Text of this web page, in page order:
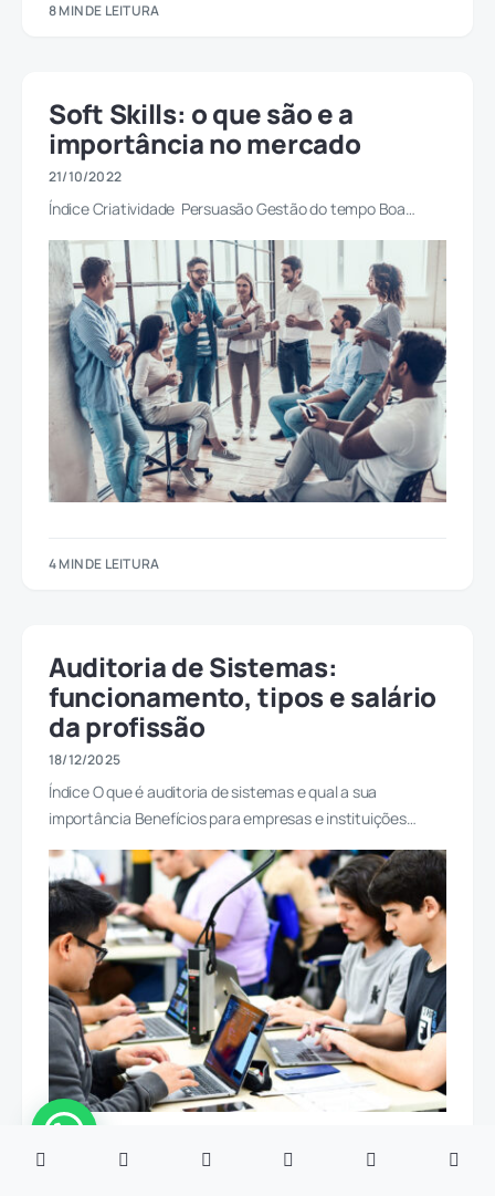
8 MIN DE LEITURA
Soft Skills: o que são e a
importância no mercado
21/10/2022
Índice Criatividade Persuasão Gestão do tempo Boa…
4 MIN DE LEITURA
Auditoria de Sistemas:
funcionamento, tipos e salário
da profissão
18/12/2025
Índice O que é auditoria de sistemas e qual a sua
importância Benefícios para empresas e instituições…